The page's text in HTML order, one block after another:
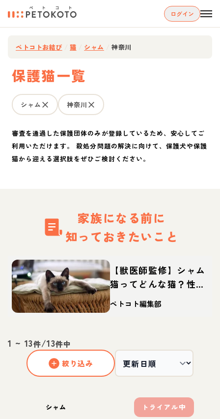
ログイン
ペトコトお結び 猫 シャム 神奈川
保護猫一覧
シャム 神奈川
審査を通過した保護団体のみが登録しているため、安心してご
利用いただけます。 殺処分問題の解決に向けて、保護犬や保護
猫から迎える選択肢をぜひご検討ください。
家族になる前に
知っておきたいこと
【獣医師監修】シャム
猫ってどんな猫？性
格・体重・寿命の特
徴・迎え方
ペトコト編集部
1 ~ 13件/13件中
絞り込み
シャム トライアル中